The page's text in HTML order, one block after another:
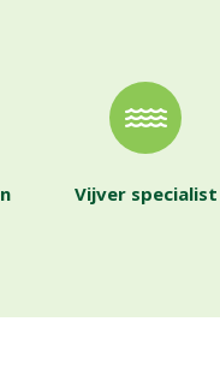
Vijver specialist